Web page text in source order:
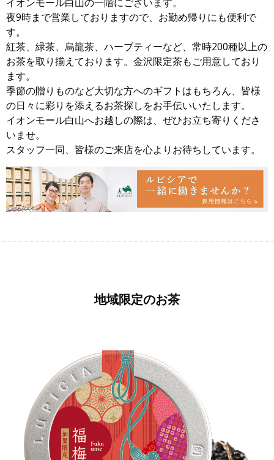
夜9時まで営業しておりますので、お勤め帰りにも便利で
す。
紅茶、緑茶、烏龍茶、ハーブティーなど、常時200種以上の
お茶を取り揃えております。金沢限定茶もご用意しており
ます。
季節の贈りものなど大切な方へのギフトはもちろん、皆様
の日々に彩りを添えるお茶探しをお手伝いいたします。
イオンモール白山へお越しの際は、ぜひお立ち寄りくださ
いませ。
スタッフ一同、皆様のご来店を心よりお待ちしています。
地域限定のお茶